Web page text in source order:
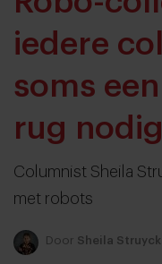
iedere
soms
rug nodig
Columnist Sheila
met robots
Door Sheila Struyck